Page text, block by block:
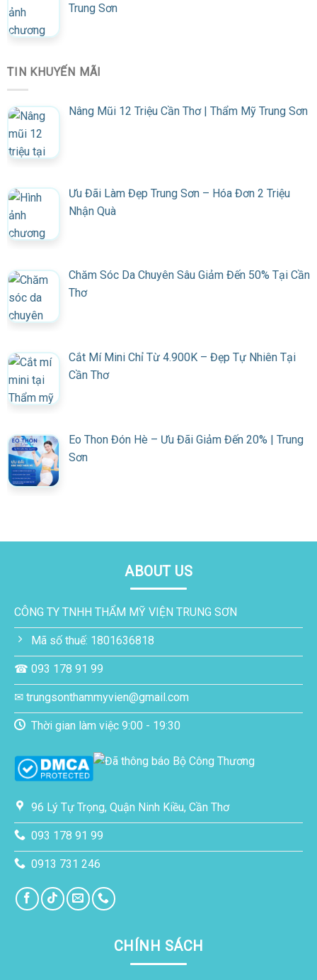
Trung Sơn
TIN KHUYẾN MÃI
Nâng Mũi 12 Triệu Cần Thơ | Thẩm Mỹ Trung Sơn
Ưu Đãi Làm Đẹp Trung Sơn – Hóa Đơn 2 Triệu
Nhận Quà
Chăm Sóc Da Chuyên Sâu Giảm Đến 50% Tại Cần
Thơ
Cắt Mí Mini Chỉ Từ 4.900K – Đẹp Tự Nhiên Tại
Cần Thơ
Eo Thon Đón Hè – Ưu Đãi Giảm Đến 20% | Trung
Sơn
ABOUT US
CÔNG TY TNHH THẨM MỸ VIỆN TRUNG SƠN
Mã số thuế: 1801636818
☎ 093 178 91 99
✉ trungsonthammyvien@gmail.com
Thời gian làm việc 9:00 - 19:30
96 Lý Tự Trọng, Quận Ninh Kiều, Cần Thơ
093 178 91 99
0913 731 246
CHÍNH SÁCH